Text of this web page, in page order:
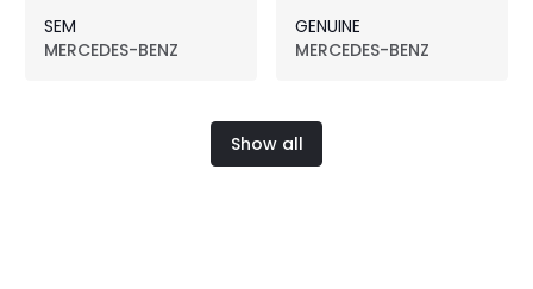
SEM
MERCEDES-BENZ
GENUINE
MERCEDES-BENZ
Show all